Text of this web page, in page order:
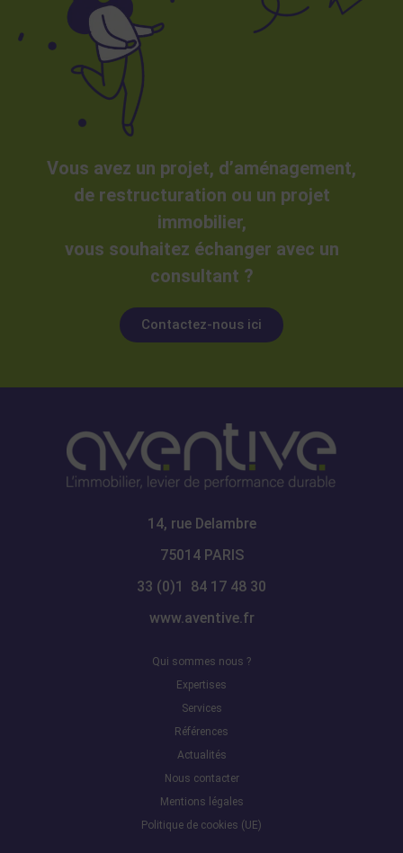
Vous avez un projet, d’aménagement,
de restructuration ou un projet
immobilier,
vous souhaitez échanger avec un
consultant ?
Contactez-nous ici
14, rue Delambre
75014 PARIS
33 (0)1 84 17 48 30
www.aventive.fr
Qui sommes nous ?
Expertises
Services
Références
Actualités
Nous contacter
Mentions légales
Politique de cookies (UE)